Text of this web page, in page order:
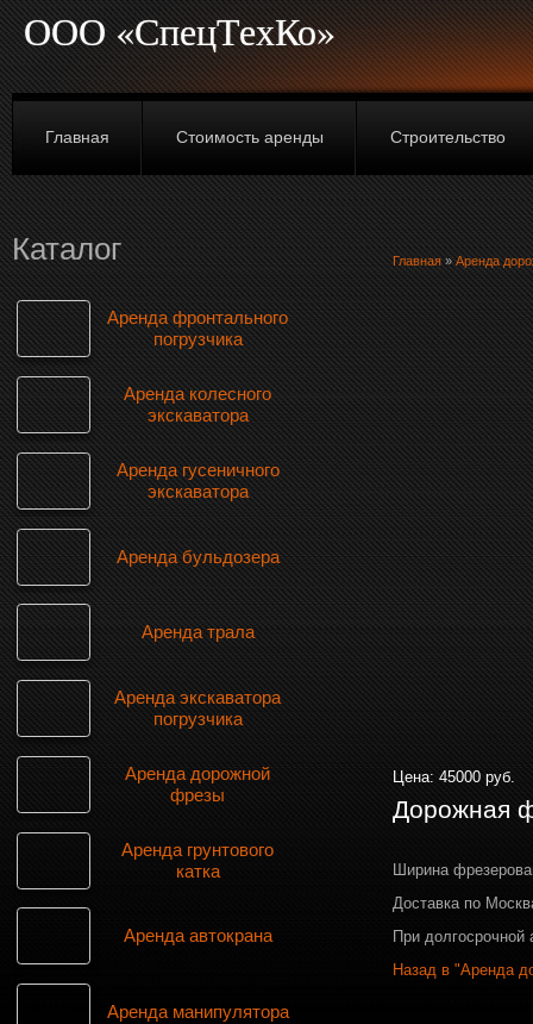
ООО «СпецТехКо»
Главная Стоимость аренды Строительство
Главная»Аренда
Цена: 45000 руб.
Дорожная
Ширина
Доставка по
При долгосрочной
Назад в "Аренда
Каталог
Аренда фронтального
погрузчика
Аренда колесного
экскаватора
Аренда гусеничного
экскаватора
Аренда бульдозера
Аренда трала
Аренда экскаватора
погрузчика
Аренда дорожной
фрезы
Аренда грунтового
катка
Аренда автокрана
Аренда манипулятора